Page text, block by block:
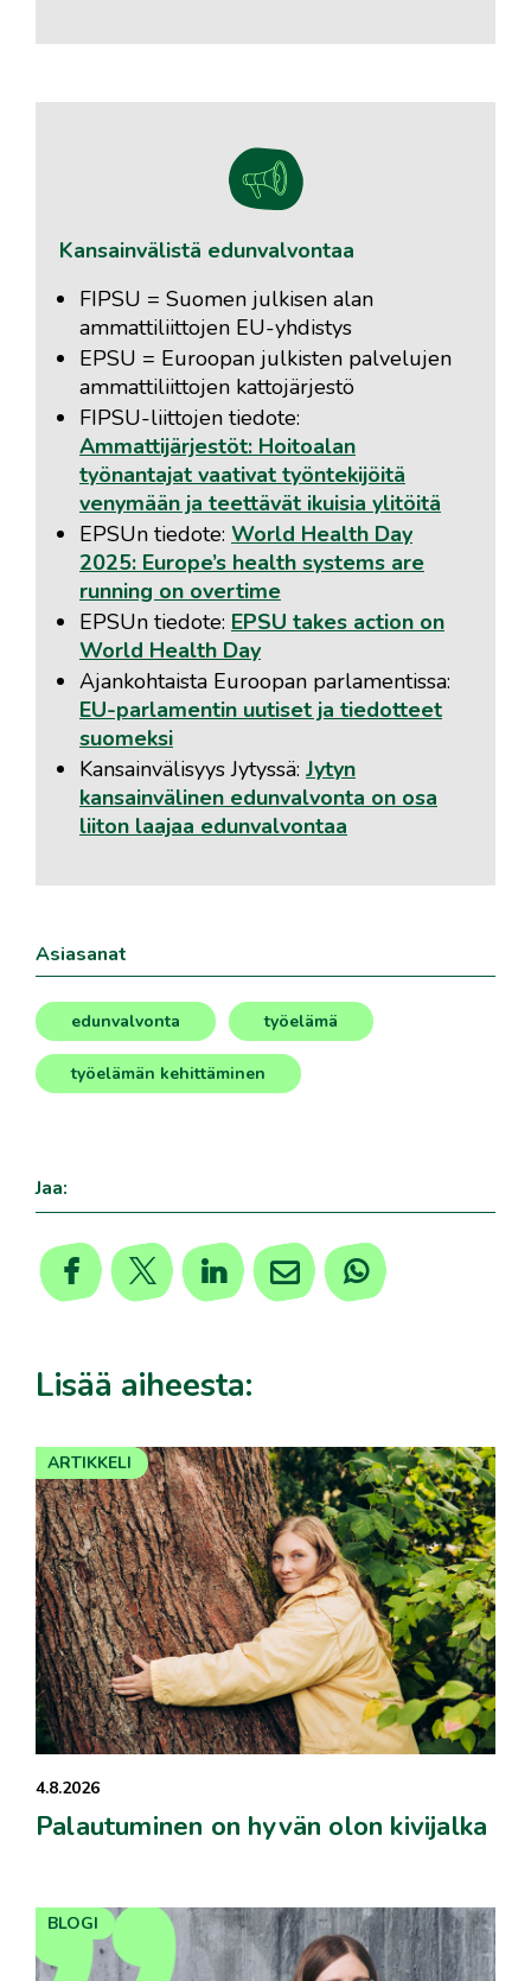
Kansainvälistä edunvalvontaa
FIPSU = Suomen julkisen alan
ammattiliittojen EU-yhdistys
EPSU = Euroopan julkisten palvelujen
ammattiliittojen kattojärjestö
FIPSU-liittojen tiedote:
Ammattijärjestöt: Hoitoalan
työnantajat vaativat työntekijöitä
venymään ja teettävät ikuisia ylitöitä
EPSUn tiedote: World Health Day
2025: Europe’s health systems are
running on overtime
EPSUn tiedote: EPSU takes action on
World Health Day
Ajankohtaista Euroopan parlamentissa:
EU-parlamentin uutiset ja tiedotteet
suomeksi
Kansainvälisyys Jytyssä: Jytyn
kansainvälinen edunvalvonta on osa
liiton laajaa edunvalvontaa
Asiasanat
edunvalvonta
,
työelämä
, työelämän kehittäminen
Jaa:
Lisää aiheesta:
4.8.2026
Palautuminen on hyvän olon kivijalka
ARTIKKELI
BLOGI